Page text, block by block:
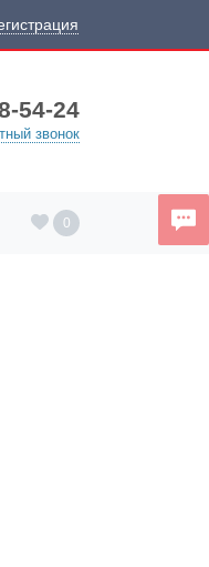
54-24
звонок
0